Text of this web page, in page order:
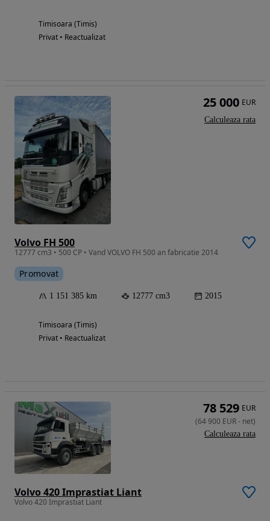
Timisoara (Timis)
Privat • Reactualizat
Volvo FH 500
12777 cm3 • 500 CP • Vand VOLVO FH 500 an fabricatie 2014
Promovat
1 151 385 km 12777 cm3 2015
Timisoara (Timis)
Privat • Reactualizat
25 000 EUR
Calculeaza rata
Volvo 420 Imprastiat Liant
Volvo 420 Imprastiat Liant
78 529 EUR
(64 900 EUR- net)
Calculeaza rata